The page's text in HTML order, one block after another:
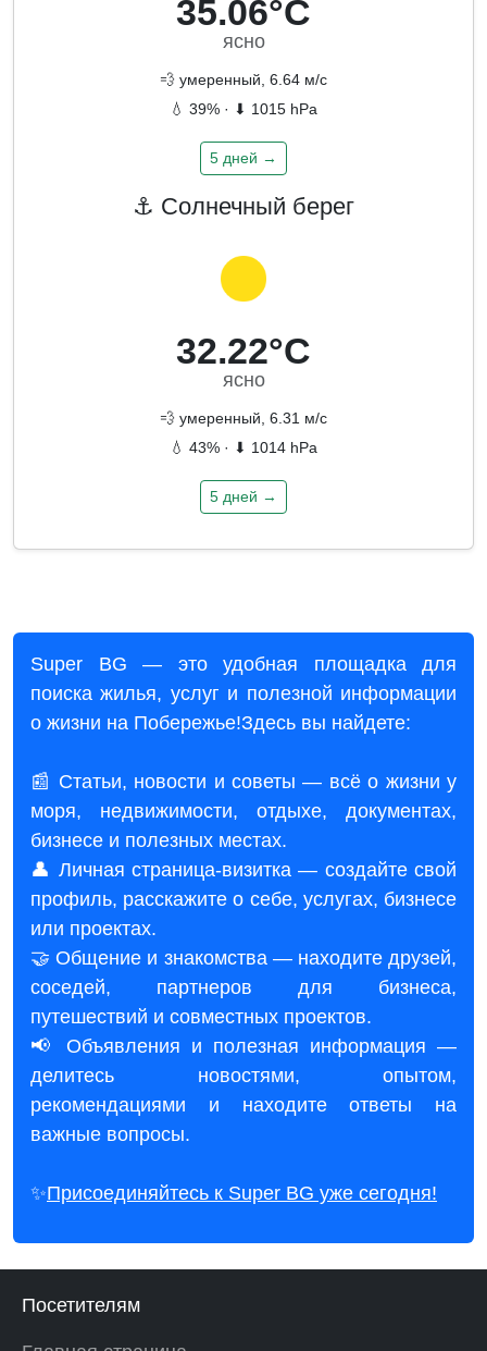
35.06°C
ясно
💨 умеренный, 6.64 м/с
💧 39% · ⬇ 1015 hPa
5 дней →
⚓ Солнечный берег
32.22°C
ясно
💨 умеренный, 6.31 м/с
💧 43% · ⬇ 1014 hPa
5 дней →
Super BG — это удобная площадка для
поиска жилья, услуг и полезной информации
о жизни на Побережье!Здесь вы найдете:
📰 Статьи, новости и советы — всё о жизни у
моря, недвижимости, отдыхе, документах,
бизнесе и полезных местах.
👤 Личная страница-визитка — создайте свой
профиль, расскажите о себе, услугах, бизнесе
или проектах.
🤝 Общение и знакомства — находите друзей,
соседей, партнеров для бизнеса,
путешествий и совместных проектов.
📢 Объявления и полезная информация —
делитесь новостями, опытом,
рекомендациями и находите ответы на
важные вопросы.
✨Присоединяйтесь к Super BG уже сегодня!
Посетителям